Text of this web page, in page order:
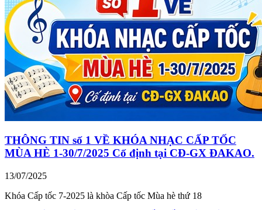
THÔNG TIN số 1 VỀ KHÓA NHẠC CẤP TỐC
MÙA HÈ 1-30/7/2025 Cố định tại CĐ-GX ĐAKAO.
13/07/2025
Khóa Cấp tốc 7-2025 là khòa Cấp tốc Mùa hè thứ 18